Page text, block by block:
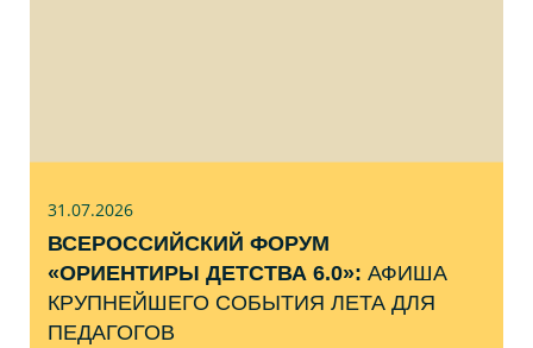
31.07.2026
ВСЕРОССИЙСКИЙ ФОРУМ
«ОРИЕНТИРЫ ДЕТСТВА 6.0»: АФИША
КРУПНЕЙШЕГО СОБЫТИЯ ЛЕТА ДЛЯ
ПЕДАГОГОВ